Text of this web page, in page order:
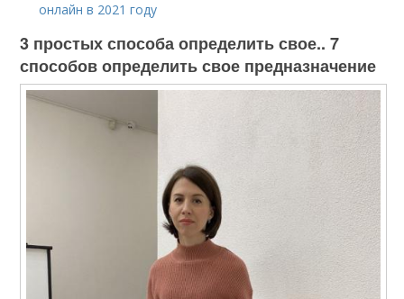
онлайн в 2021 году
3 простых способа определить свое.. 7
способов определить свое предназначение